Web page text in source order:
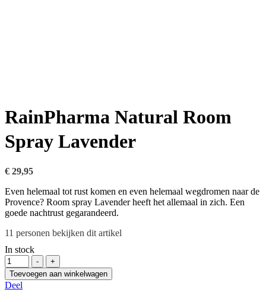
RainPharma Natural Room
Spray Lavender
€ 29,95
Even helemaal tot rust komen en even helemaal wegdromen naar de
Provence? Room spray Lavender heeft het allemaal in zich. Een
goede nachtrust gegarandeerd.
11 personen bekijken dit artikel
In stock
Hoeveelheid
-
+
Toevoegen aan winkelwagen
Deel